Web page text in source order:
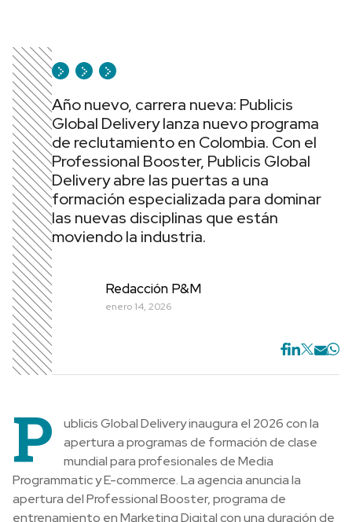
Año nuevo, carrera nueva: Publicis
Global Delivery lanza nuevo programa
de reclutamiento en Colombia. Con el
Professional Booster, Publicis Global
Delivery abre las puertas a una
formación especializada para dominar
las nuevas disciplinas que están
moviendo la industria.
Redacción P&M
enero 14, 2026
P
ublicis Global Delivery inaugura el 2026 con la
apertura a programas de formación de clase
mundial para profesionales de Media
Programmatic y E-commerce. La agencia anuncia la
apertura del Professional Booster, programa de
entrenamiento en Marketing Digital con una duración de